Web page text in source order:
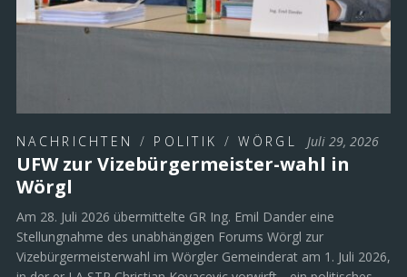
NACHRICHTEN / POLITIK /WÖRGL Juli 29, 2026
UFW zur Vizebürgermeister-wahl in
Wörgl
Am 28. Juli 2026 übermittelte GR Ing. Emil Dander eine
Stellungnahme des unabhängigen Forums Wörgl zur
Vizebürgermeisterwahl im Wörgler Gemeinderat am 1. Juli 2026,